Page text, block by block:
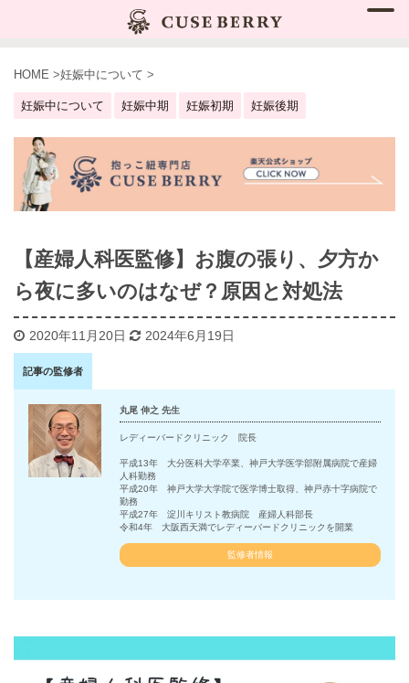
HOME >妊娠中について >
妊娠中について 妊娠中期 妊娠初期 妊娠後期
【産婦人科医監修】お腹の張り、夕方か
ら夜に多いのはなぜ？原因と対処法
2020年11月20日 2024年6月19日
記事の監修者
丸尾 伸之 先生
レディーバードクリニック 院長
平成13年 大分医科大学卒業、神戸大学医学部附属病院で産婦
人科勤務
平成20年 神戸大学大学院で医学博士取得、神戸赤十字病院で
勤務
平成27年 淀川キリスト教病院 産婦人科部長
令和4年 大阪西天満でレディーバードクリニックを開業
監修者情報